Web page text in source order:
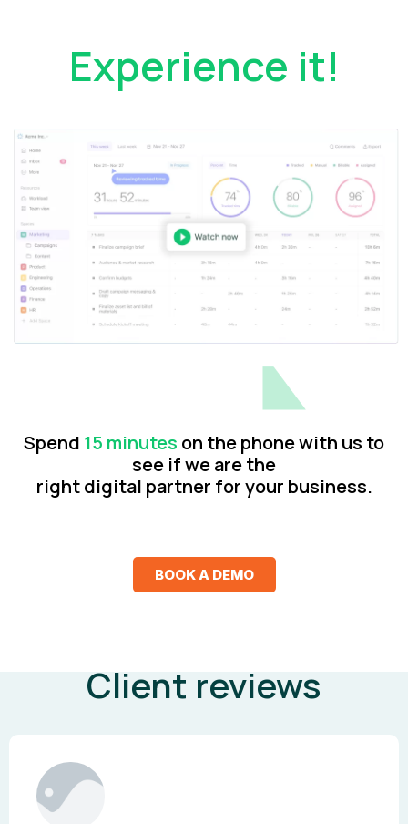
Experience it!
Spend 15 minutes on the phone with us to
see if we are the
right digital partner for your business.
BOOK A DEMO
Client reviews